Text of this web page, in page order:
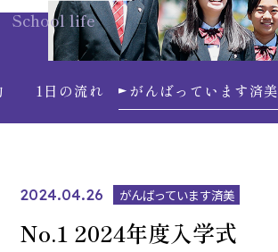
School life
1日の流れ がんばっています済美
2024.04.26 がんばっています済美
No.1 2024年度入学式